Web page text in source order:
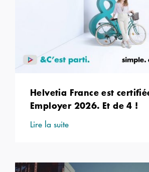
Helvetia France est
Employer 2026. Et de 4 !
Lire la suite